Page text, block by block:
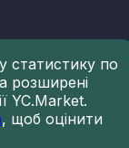
статистику по
розширені
YC.Market.
, щоб оцінити